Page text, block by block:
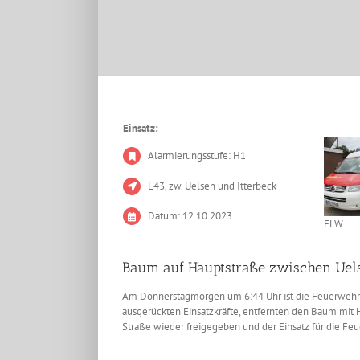
Einsatz:
Alarmierungsstufe: H1
L43, zw. Uelsen und Itterbeck
Datum: 12.10.2023
ELW
Baum auf Hauptstraße zwischen
Am Donnerstagmorgen um 6:44 Uhr ist die
ausgerückten Einsatzkräfte, entfernten den Baum
Straße wieder freigegeben und der Einsatz für die